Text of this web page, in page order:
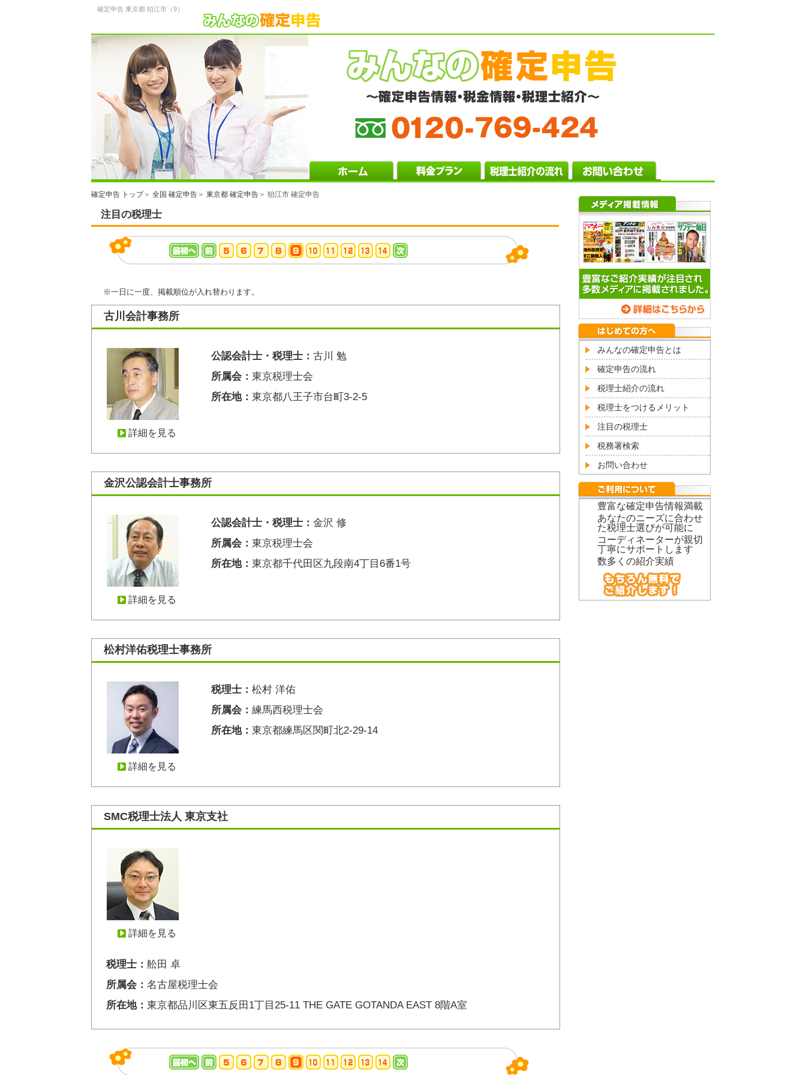
確定申告 東京都 狛江市（9）
確定申告 トップ＞ 全国 確定申告 ＞ 東京都 確定申告 ＞ 狛江市 確定申告
注目の税理士
※一日に一度、掲載順位が入れ替わります。
古川会計事務所
詳細を見る
公認会計士・税理士： 古川 勉
所属会： 東京税理士会
所在地： 東京都八王子市台町3-2-5
金沢公認会計士事務所
詳細を見る
公認会計士・税理士： 金沢 修
所属会： 東京税理士会
所在地： 東京都千代田区九段南4丁目6番1号
松村洋佑税理士事務所
詳細を見る
税理士： 松村 洋佑
所属会： 練馬西税理士会
所在地： 東京都練馬区関町北2-29-14
SMC税理士法人 東京支社
詳細を見る
税理士： 舩田 卓
所属会： 名古屋税理士会
所在地： 東京都品川区東五反田1丁目25-11 THE GATE GOTANDA EAST 8階A室
みんなの確定申告とは
確定申告の流れ
税理士紹介の流れ
税理士をつけるメリット
注目の税理士
税務署検索
お問い合わせ
豊富な確定申告情報満載
あなたのニーズに合わせ
た税理士選びが可能に
コーディネーターが親切
丁寧にサポートします
数多くの紹介実績